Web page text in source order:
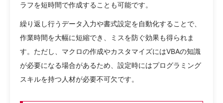
ラフを短時間で作成することも可能です。
繰り返し行うデータ入力や書式設定を自動化することで、
作業時間を大幅に短縮でき、ミスを防ぐ効果も得られま
す。ただし、マクロの作成やカスタマイズにはVBAの知識
が必要になる場合があるため、設定時にはプログラミング
スキルを持つ人材が必要不可欠です。